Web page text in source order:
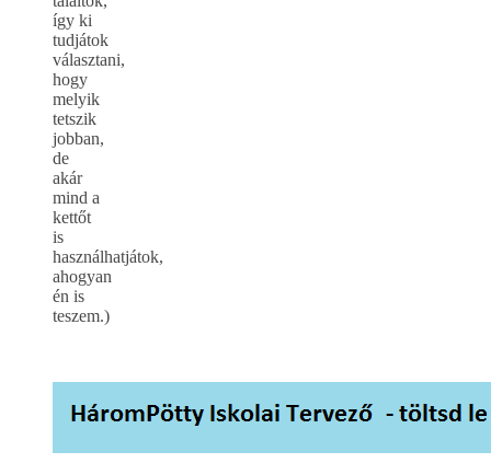
így ki
tudjátok
választani,
hogy
melyik
tetszik
jobban,
de
akár
mind a
kettőt
is
használhatjátok,
ahogyan
én is
teszem.)